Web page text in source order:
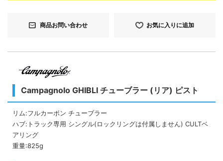
商品お問い合わせ お気に入りに追加
Campagnolo GHIBLI チューブラー (リア) ピスト
リム:フルカーボン チューブラー
ハブ:トラック専用 シングル(ロックリングは付属しません) CULTベ
アリング
重量:825g